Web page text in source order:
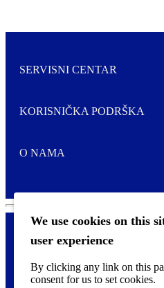
We use cookies on this
user experience
By clicking any link on this
consent for us to set cookies.
SERVISNI CENTAR
KORISNIČKA PODRŠKA
O NAMA
o
Pravne i tzv.